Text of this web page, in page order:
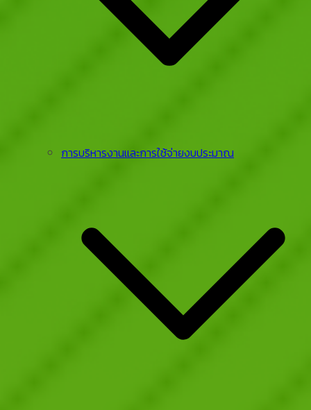
การบริหารงานและการใช้จ่ายงบประมาณ